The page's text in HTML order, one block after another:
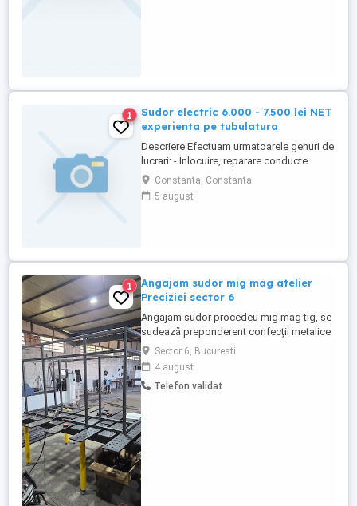
1
Sudor electric 6.000 - 7.500 lei NET
experienta pe tubulatura
Descriere Efectuam urmatoarele genuri de
lucrari: - Inlocuire, reparare conducte
pentru transportul produselor petroliere; -
Reparare rezervoare pentru stocarea
produselor petroliere; - Instalare si
Constanta, Constanta
5 august
1
Angajam sudor mig mag atelier
Preciziei sector 6
Angajam sudor procedeu mig mag tig, se
sudează preponderent confecții metalice
ușoare, in special piese care necesita o
atentie sporita la detalii . Componentele
sunt debitate laser. Cautam un sudor care
poate lucra individual in echipa conform
Sector 6, Bucuresti
4 august
Telefon validat